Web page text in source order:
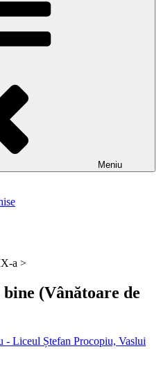
Meniu
a >
(Vânătoare de
- Liceul Ștefan Procopiu, Vaslui